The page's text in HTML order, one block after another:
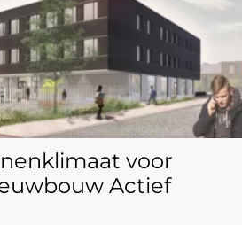
voor
Actief